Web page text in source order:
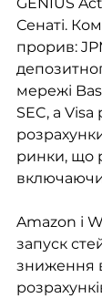
Сенаті.
прорив:
мережі
SEC, а
ринки, що
Amazon і
запуск
зниження